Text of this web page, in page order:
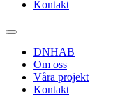
Kontakt
DNHAB
Om oss
Våra projekt
Kontakt